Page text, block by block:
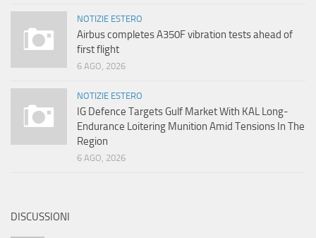
NOTIZIE ESTERO
Airbus completes A350F vibration tests ahead of
first flight
6 AGO, 2026
NOTIZIE ESTERO
IG Defence Targets Gulf Market With KAL Long-
Endurance Loitering Munition Amid Tensions In The
Region
6 AGO, 2026
DISCUSSIONI